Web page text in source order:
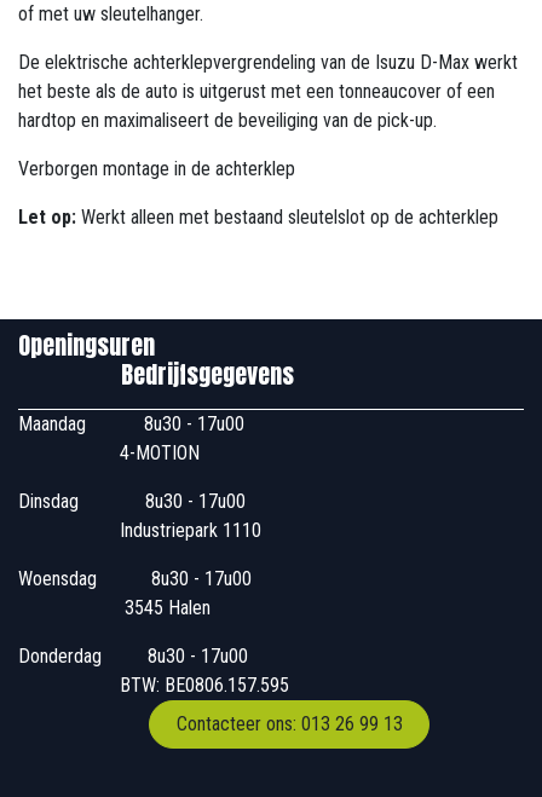
of met uw sleutelhanger.
De elektrische achterklepvergrendeling van de Isuzu D-Max werkt
het beste als de auto is uitgerust met een tonneaucover of een
hardtop en maximaliseert de beveiliging van de pick-up.
Verborgen montage in de achterklep
Let op: Werkt alleen met bestaand sleutelslot op de achterklep
Openingsuren
Bedrijfsgegevens
Maandag
​8u30 - 17u00
4-MOTION
Dinsdag
​8u30 - 17u00
Industriepark 1110
Woensdag
​​​ 8u30 - 17u00
3545 Halen
Donderdag
​​8u30 - 17u00
BTW: BE0806.157.595
Contacteer ons: 013 26 99 13